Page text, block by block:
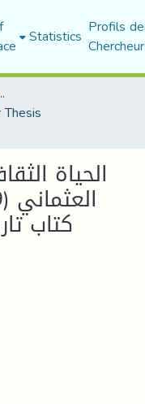
Statistics Profils
Sciences
الحياة
كتاب